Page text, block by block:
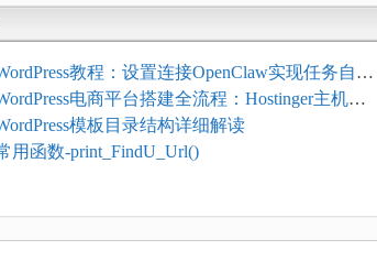
教程：设置连接OpenClaw实现任务自动
电商平台搭建全流程：Hostinger主机一
部署
模板目录结构详细解读
用函数-print_FindU_Url()